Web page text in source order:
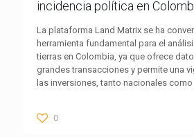
incidencia política en
La plataforma Land Matrix se ha
herramienta fundamental para el
tierras en Colombia, ya que ofrece
grandes transacciones y permite una
las inversiones, tanto nacionales como
0